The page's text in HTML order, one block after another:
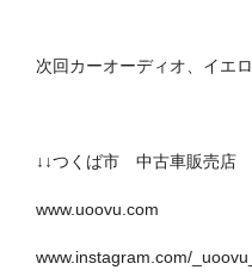
次回カーオーディオ、イエ
↓↓つくば市 中古車販売店
www.uoovu.com
www.instagram.com/